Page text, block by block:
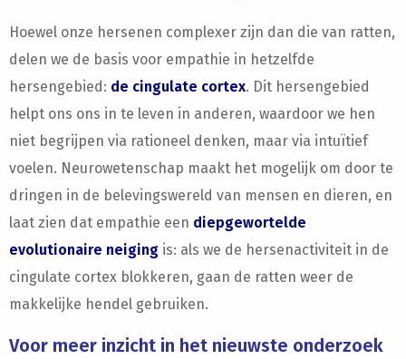
Hoewel onze hersenen complexer zijn dan die van ratten,
delen we de basis voor empathie in hetzelfde
hersengebied: de cingulate cortex. Dit hersengebied
helpt ons ons in te leven in anderen, waardoor we hen
niet begrijpen via rationeel denken, maar via intuïtief
voelen. Neurowetenschap maakt het mogelijk om door te
dringen in de belevingswereld van mensen en dieren, en
laat zien dat empathie een diepgewortelde
evolutionaire neiging is: als we de hersenactiviteit in de
cingulate cortex blokkeren, gaan de ratten weer de
makkelijke hendel gebruiken.
Voor meer inzicht in het nieuwste onderzoek